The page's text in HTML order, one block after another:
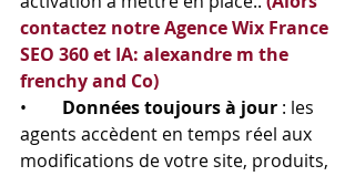
contactez notre Agence Wix France
SEO 360 et IA: alexandre m the
frenchy and Co)
• Données toujours à jour : les
agents accèdent en temps réel aux
modifications de votre site, produits,